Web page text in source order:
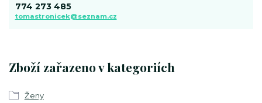
Zboží zařazeno v kategoriích
Ženy
774 273 485
tomastronicek@seznam.cz